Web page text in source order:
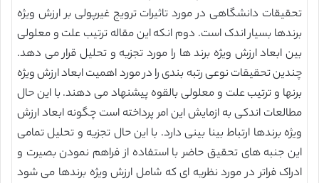
تحقیقات دانشگاهی در مورد تاثیرات ترویج غیرپولی بر ارزش ویژه
برندها بسیار اندک است. دوم انکه این مقاله ترتیب علت و معلولی
بین ابعاد ارزش ویژه برند ها را مورد تجزیه و تحلیل قرار می دهد.
چندین تحقیقات نوعی رتبه بندی را در مورد اهمیت ابعاد ارزش ویژه
برنها و ترتیب علت و معلولی بالقوه پیشنهاد می دهند. با این حال
مطالعات اندکی به ازمایش این امر پرداخته است چگونه ابعاد ارزش
ویژه برندها ارتباط بینا بینی دارد. با این حال تجزیه و تحلیل تمامی
این جنبه های تحقیق حاضر با استفاده از فراهم نمودن بصیرت و
ادراک فراتر در مورد نظریه ای که شامل ارزش ویژه برندها می شود